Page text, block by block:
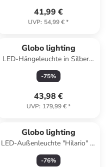
41,99 €
UVP: 54,99 €*
Globo lighting
LED-Hängeleuchte in Silber -
(L)65 x (B)6 x (H)120 cm
-75%
43,98 €
UVP: 179,99 €*
Globo lighting
LED-Außenleuchte "Hilario" in
Anthrazit - (B)20 x (H)32 cm
-76%